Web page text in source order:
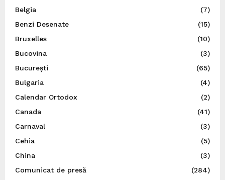
Belgia
(7)
Benzi Desenate
(15)
Bruxelles
(10)
Bucovina
(3)
București
(65)
Bulgaria
(4)
Calendar Ortodox
(2)
Canada
(41)
Carnaval
(3)
Cehia
(5)
China
(3)
Comunicat de presă
(284)